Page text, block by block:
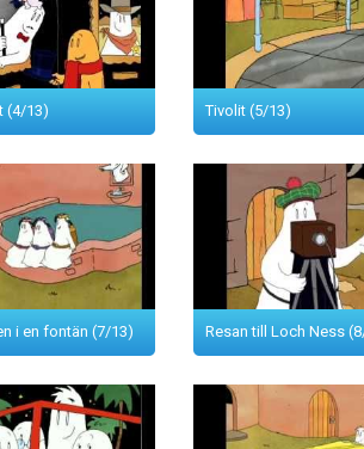
(4/13) Tivolit (5/13)
i en fontän (7/13) Resan till Loch Ness